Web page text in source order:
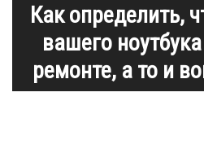
Как определить,
вашего
ремонте, а то и